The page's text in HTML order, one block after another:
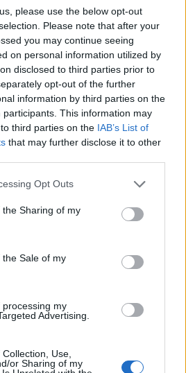
please use the below opt-out
Please note that after your
you may continue seeing
on personal information utilized by
disclosed to third parties prior to
opt-out of the further
information by third parties on the
participants. This information may
third parties on the IAB’s List of
that may further disclose it to other
Opt Outs
Sharing of my
Sale of my
my
Advertising.
Use,
or Sharing of my
This site is protected by
reCAPTCHA and the Google